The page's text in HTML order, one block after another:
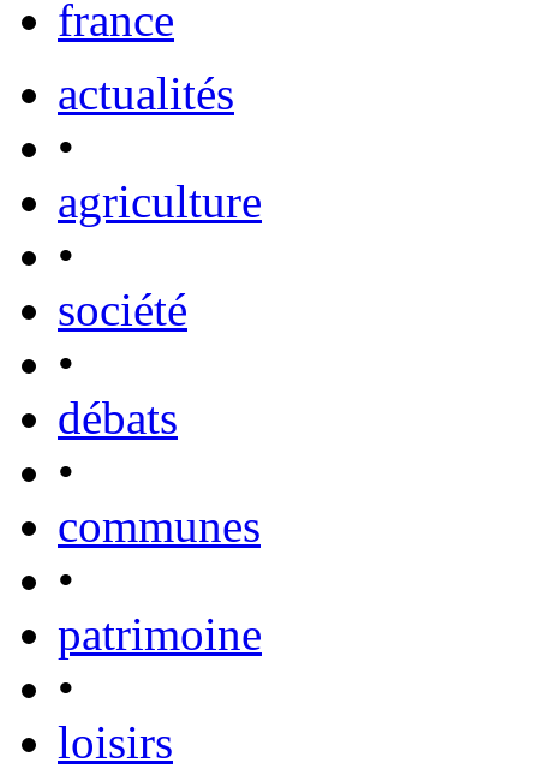
france
actualités
•
agriculture
•
société
•
débats
•
communes
•
patrimoine
•
loisirs